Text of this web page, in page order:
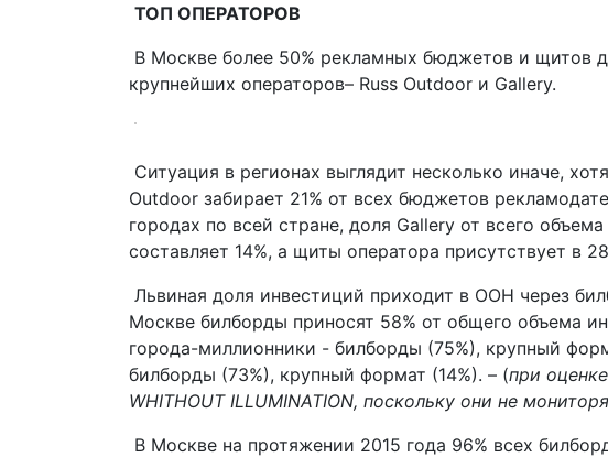
ТОП ОПЕРАТОРОВ
В Москве более 50% рекламных бюджетов и щитов
крупнейших операторов– Russ Outdoor и Gallery.
Ситуация в регионах выглядит несколько иначе,
Outdoor забирает 21% от всех бюджетов
городах по всей стране, доля Gallery от всего
составляет 14%, а щиты оператора присутствует в
Львиная доля инвестиций приходит в OOH через
Москве билборды приносят 58% от общего объема
города-миллионники - билборды (75%), крупный
билборды (73%), крупный формат (14%). – (при
WHITHOUT ILLUMINATION, поскольку они не
В Москве на протяжении 2015 года 96% всех